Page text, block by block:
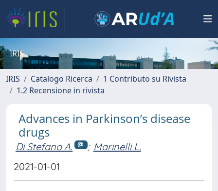
IRIS
IRIS Catalogo Ricerca
1 Contributo su Rivista
1.2 Recensione in rivista
Advances in Parkinson’s disease
drugs
Di Stefano A. ; Marinelli L.
2021-01-01